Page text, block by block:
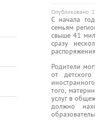
Опубликовано:
С начала
семьям
свыше 41
сразу
Родители
от
того,
услуг в
должно